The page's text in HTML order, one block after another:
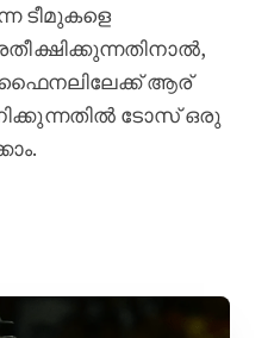
ടീമുകളെ
ആര്
ടോസ് ഒരു